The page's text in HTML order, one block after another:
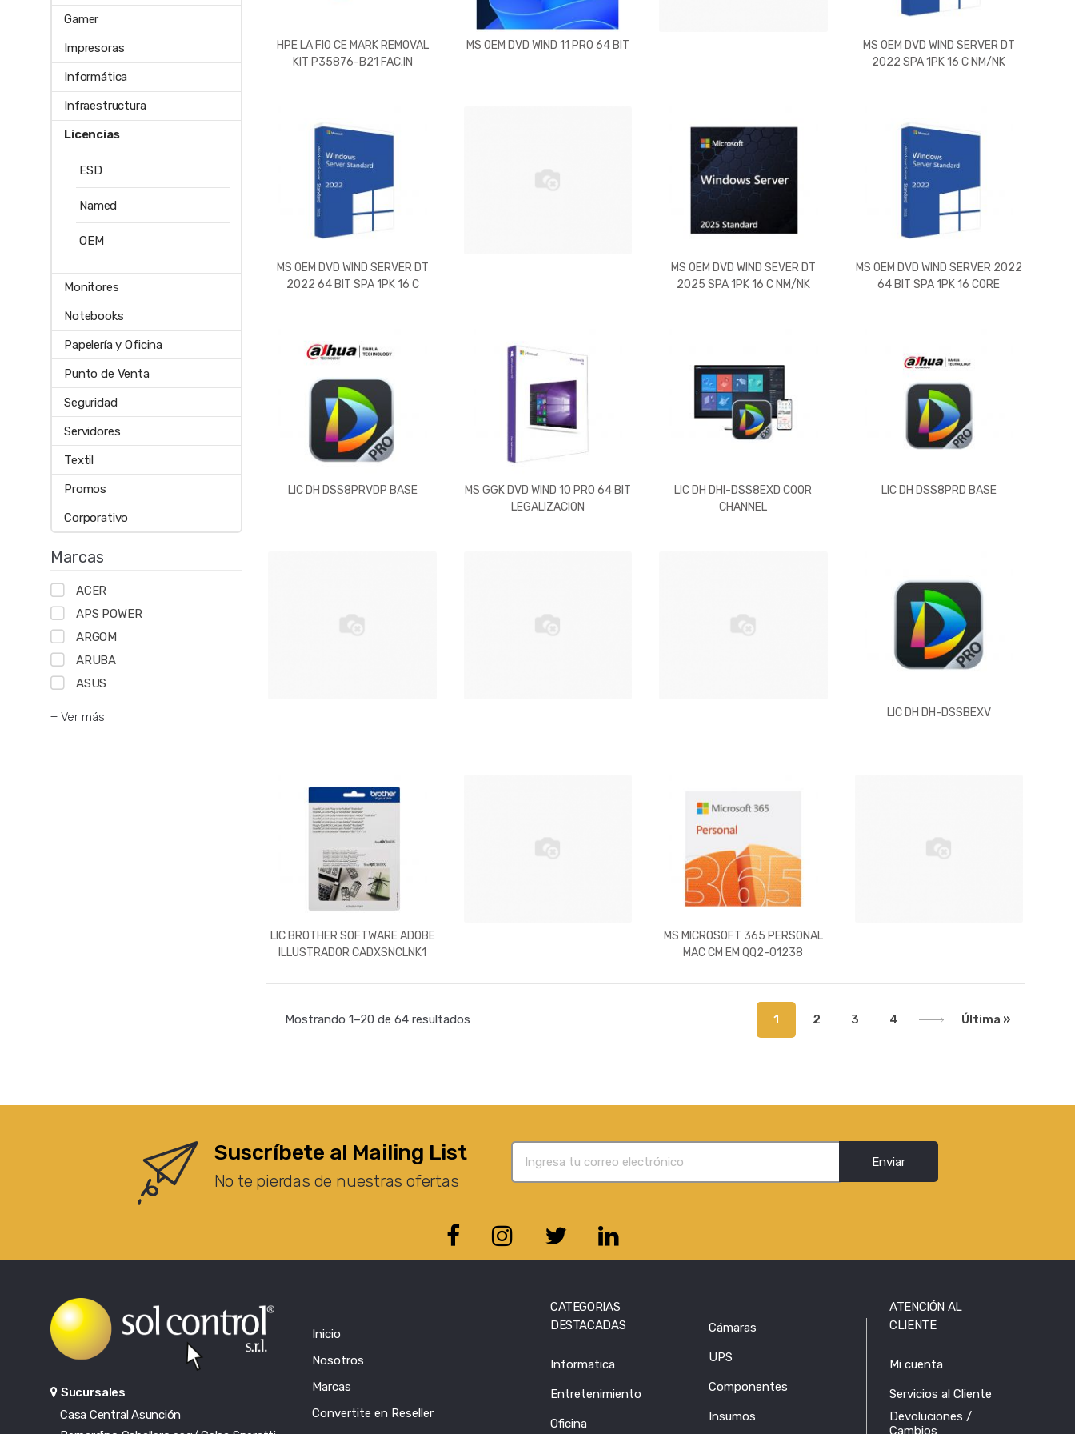
HPE LA FIO CE MARK REMOVAL
KIT P35876-B21 FAC.IN
MS OEM DVD WIND 11 PRO 64 BIT
MS OEM DVD WIND SERVER DT
2022 SPA 1PK 16 C NM/NK
MS OEM DVD WIND SERVER DT
2022 64 BIT SPA 1PK 16 C
MS OEM DVD WIND SEVER DT
2025 SPA 1PK 16 C NM/NK
MS OEM DVD WIND SERVER 2022
64 BIT SPA 1PK 16 CORE
LIC DH DSS8PRVDP BASE
MS GGK DVD WIND 10 PRO 64 BIT
LEGALIZACION
LIC DH DHI-DSS8EXD COOR
CHANNEL
LIC DH DSS8PRD BASE
LIC DH DH-DSSBEXV
LIC BROTHER SOFTWARE ADOBE
ILLUSTRADOR CADXSNCLNK1
MS MICROSOFT 365 PERSONAL
MAC CM EM QQ2-01238
Mostrando 1–20 de 64 resultados 1 2 3 4 Última »
Gamer
Impresoras
Informática
Infraestructura
Licencias
ESD
Named
OEM
Monitores
Notebooks
Papelería y Oficina
Punto de Venta
Seguridad
Servidores
Textil
Promos
Corporativo
Marcas
ACER
APS POWER
ARGOM
ARUBA
ASUS
+ Ver más
Suscríbete al Mailing List
No te pierdas de nuestras ofertas
Enviar
Sucursales
Casa Central Asunción
Inicio
Nosotros
Marcas
Convertite en Reseller
CATEGORIAS
DESTACADAS
Informatica
Entretenimiento
Oficina
Cámaras
UPS
Componentes
Insumos
ATENCIÓN AL
CLIENTE
Mi cuenta
Servicios al Cliente
Devoluciones /
Cambios